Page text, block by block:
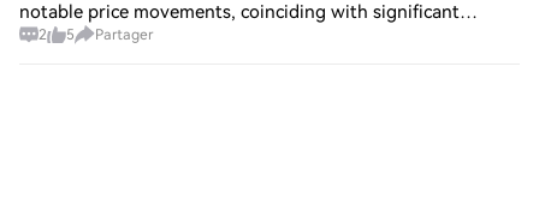
notable price movements, coinciding with significant
political developments surrounding the Federal Reserve.
2 5 Partager